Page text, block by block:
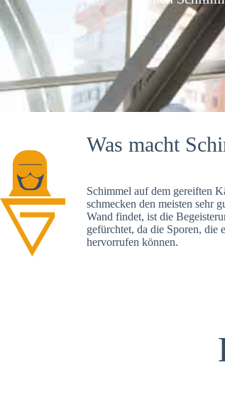
Was macht
Schimmel auf dem gereiften
schmecken den meisten sehr
Wand findet, ist die
gefürchtet, da die Sporen,
hervorrufen können.